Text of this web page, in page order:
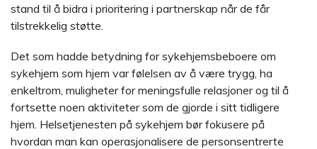
stand til å bidra i prioritering i partnerskap når de får
tilstrekkelig støtte.
Det som hadde betydning for sykehjemsbeboere om
sykehjem som hjem var følelsen av å være trygg, ha
enkeltrom, muligheter for meningsfulle relasjoner og til å
fortsette noen aktiviteter som de gjorde i sitt tidligere
hjem. Helsetjenesten på sykehjem bør fokusere på
hvordan man kan operasjonalisere de personsentrerte